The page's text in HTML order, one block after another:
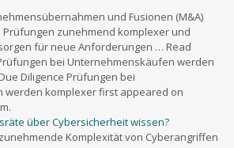
und Fusionen (M&A)
Prüfungen zunehmend komplexer und
für neue Anforderungen … Read
bei Unternehmenskäufen werden
Diligence Prüfungen bei
werden komplexer first appeared on
über Cybersicherheit wissen?
Komplexität von Cyberangriffen